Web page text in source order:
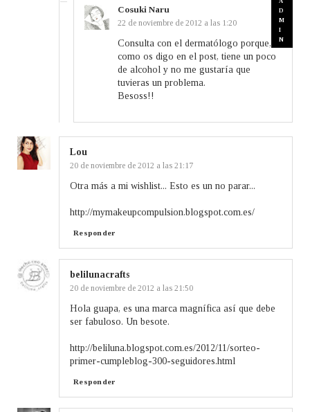
Cosuki Naru
22 de noviembre de 2012 a las 1:20
Consulta con el dermatólogo porque,
como os digo en el post, tiene un poco
de alcohol y no me gustaría que
tuvieras un problema.
Besoss!!
Lou
20 de noviembre de 2012 a las 21:17
Otra más a mi wishlist... Esto es un no parar...
http://mymakeupcompulsion.blogspot.com.es/
Responder
belilunacrafts
20 de noviembre de 2012 a las 21:50
Hola guapa, es una marca magnífica así que debe
ser fabuloso. Un besote.
http://beliluna.blogspot.com.es/2012/11/sorteo-
primer-cumpleblog-300-seguidores.html
Responder